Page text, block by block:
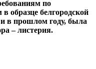
по
образце белгородской
в прошлом году, была
– листерия.